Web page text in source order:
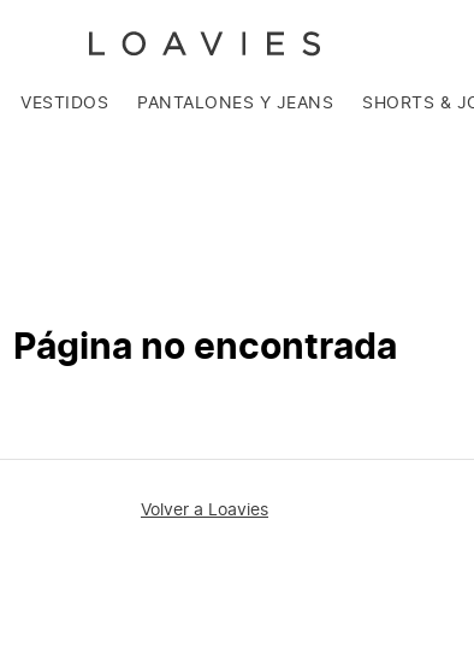
VESTIDOS PANTALONES Y JEANS SHORTS &
Página no encontrada
Volver a Loavies